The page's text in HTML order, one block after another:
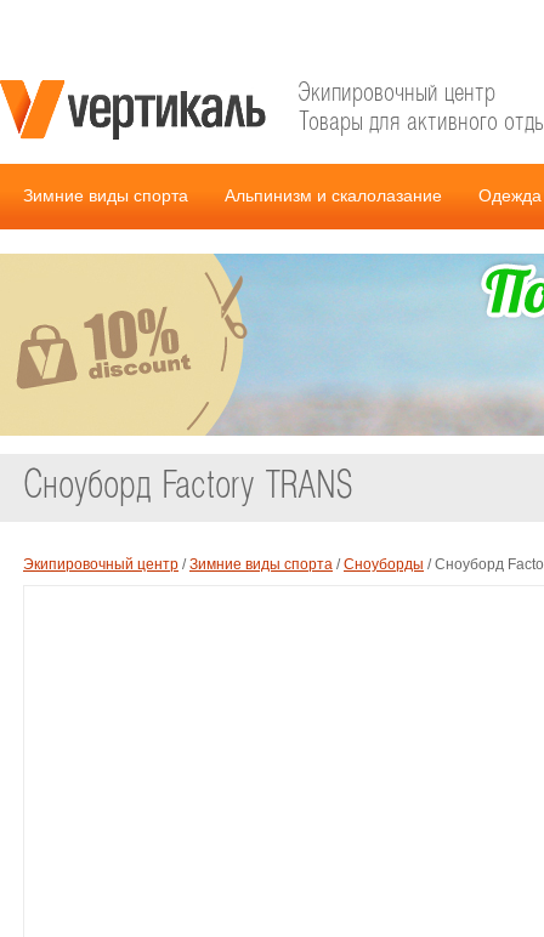
Экипировочный центр
Товары для активного
Зимние виды спорта Альпинизм и скалолазание Одежда
Сноуборд Factory TRANS
Экипировочный центр /Зимние виды спорта /Сноуборды /Сноуборд